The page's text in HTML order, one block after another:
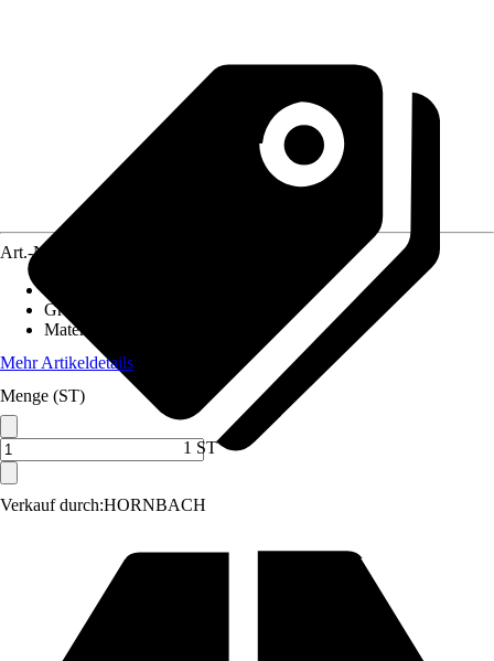
Verkauf durch:HORNBACH
Art.-Nr.
Grundfarbe
Material
Mehr Artikeldetails
Menge (ST)
1 ST